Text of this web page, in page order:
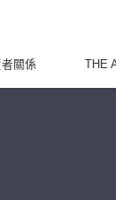
關係 THE